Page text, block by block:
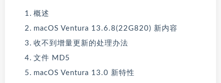
概述
macOS Ventura 13.6.8(22G820) 新内容
收不到增量更新的处理办法
文件 MD5
macOS Ventura 13.0 新特性